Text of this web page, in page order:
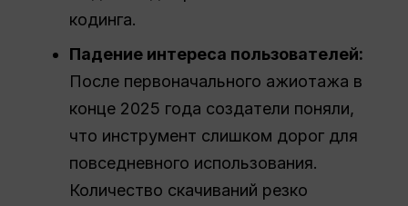
кодинга.
Падение интереса пользователей:
После первоначального ажиотажа в
конце 2025 года создатели поняли,
что инструмент слишком дорог для
повседневного использования.
Количество скачиваний резко